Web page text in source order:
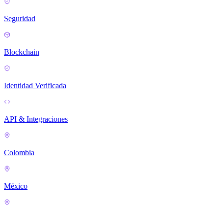
Seguridad
Blockchain
Identidad Verificada
API & Integraciones
Colombia
México